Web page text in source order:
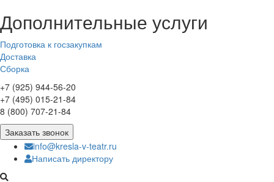
Дополнительные услуги
Подготовка к госзакупкам
Доставка
Сборка
+7 (925) 944-56-20
+7 (495) 015-21-84
8 (800) 707-21-84
Заказать звонок
info@kresla-v-teatr.ru
Написать директору